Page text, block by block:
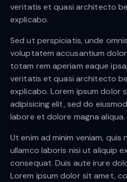
veritatis et quasi architecto
explicabo.
Sed ut perspiciatis, unde
voluptatem accusantium
totam rem aperiam eaque
veritatis et quasi architecto
explicabo. Lorem ipsum dolor
adipisicing elit, sed do
labore et dolore magna aliqua.
Ut enim ad minim veniam,
ullamco laboris nisi ut aliquip
consequat. Duis aute irure
Lorem ipsum dolor sit amet,